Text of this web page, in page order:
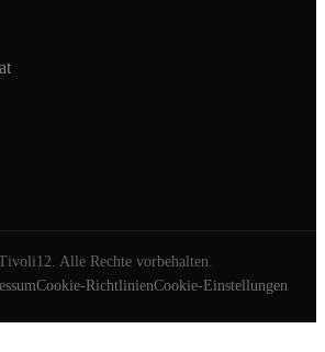
Alle Rechte vorbehalten.
Cookie-RichtlinienCookie-Einstellungen